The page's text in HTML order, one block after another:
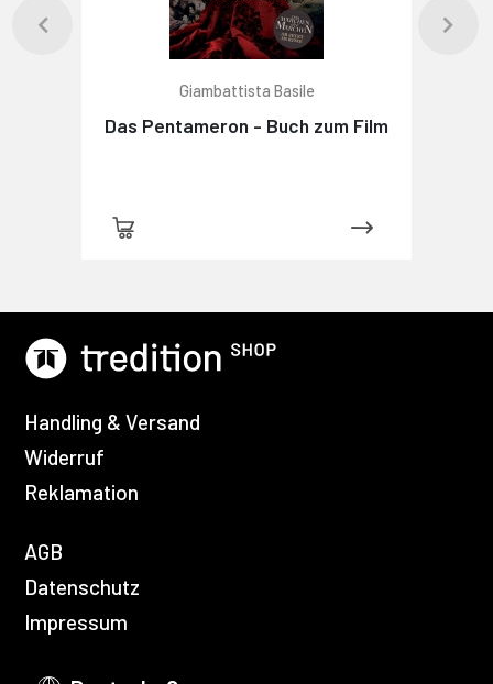
Giambattista Basile
Das Pentameron - Buch zum Film
Handling & Versand
Widerruf
Reklamation
AGB
Datenschutz
Impressum